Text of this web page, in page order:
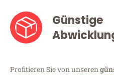
Günstige
Profitieren Sie von unseren